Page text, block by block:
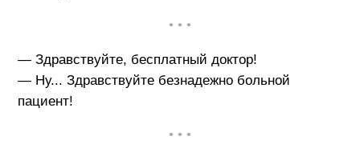
• • •
— Здравствуйте, бесплатный доктор!
— Ну... Здравствуйте безнадежно больной
пациент!
• • •